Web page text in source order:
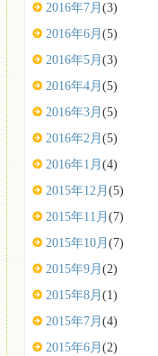
2016年7月 (3)
2016年6月 (5)
2016年5月 (3)
2016年4月 (5)
2016年3月 (5)
2016年2月 (5)
2016年1月 (4)
2015年12月 (5)
2015年11月 (7)
2015年10月 (7)
2015年9月 (2)
2015年8月 (1)
2015年7月 (4)
2015年6月 (2)